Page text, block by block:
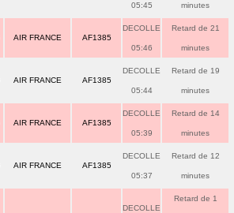
05:45 minutes
AIR FRANCE AF1385
DECOLLE
05:46
Retard de 21
minutes
AIR FRANCE AF1385
DECOLLE
05:44
Retard de 19
minutes
AIR FRANCE AF1385
DECOLLE
05:39
Retard de 14
minutes
AIR FRANCE AF1385
DECOLLE
05:37
Retard de 12
minutes
DECOLLE
Retard de 1